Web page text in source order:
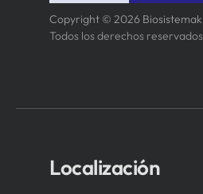
Copyright © 2026 Biosistemak
Todos los derechos reservados
Localización